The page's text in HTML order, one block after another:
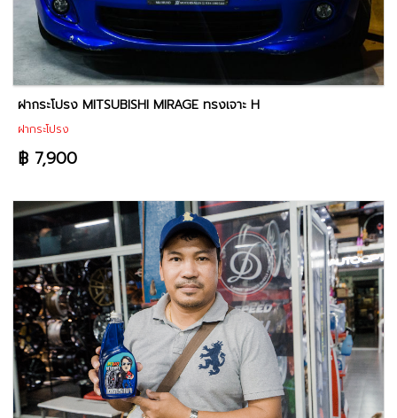
ฝากระโปรง MITSUBISHI MIRAGE ทรงเจาะ H
ฝากระโปรง
฿ 7,900